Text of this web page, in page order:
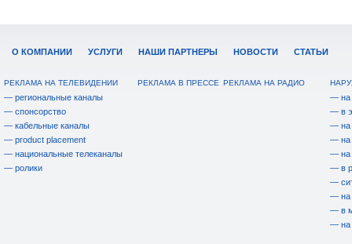
О КОМПАНИИ УСЛУГИ НАШИ ПАРТНЕРЫ НОВОСТИ СТАТЬИ
РЕКЛАМА НА ТЕЛЕВИДЕНИИ
— региональные каналы
— спонсорство
— кабельные каналы
— product placement
— национальные телеканалы
— ролики
РЕКЛАМА В ПРЕССЕ РЕКЛАМА НА РАДИО
— на
— в
— на
— на
— на
— в
—
— на
— в
— на